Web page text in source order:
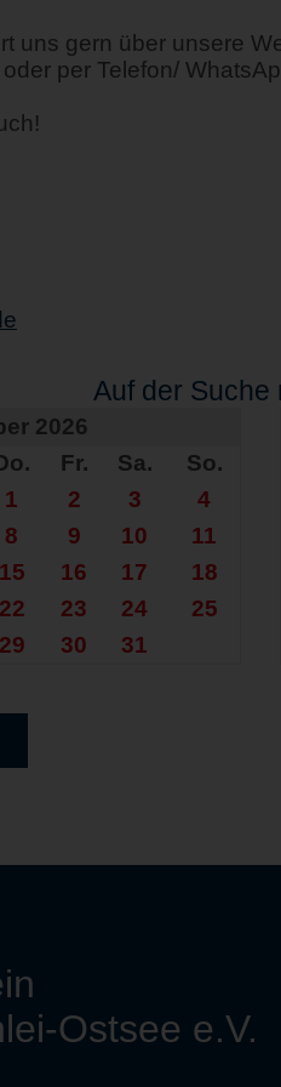
uns gern über unsere
per Telefon/
Auf der Suche
2026
Fr. Sa.
So.
1
2 3
4
8 9 10
11
15 16 17
18
22 23 24
25
29 30 31
Ostsee e.V.